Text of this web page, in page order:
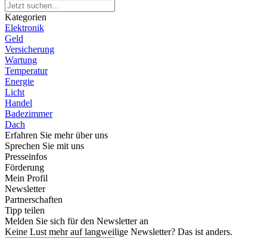
Kategorien
Elektronik
Geld
Versicherung
Wartung
Temperatur
Energie
Licht
Handel
Badezimmer
Dach
Erfahren Sie mehr über uns
Sprechen Sie mit uns
Presseinfos
Förderung
Mein Profil
Newsletter
Partnerschaften
Tipp teilen
Melden Sie sich für den Newsletter an
Keine Lust mehr auf langweilige Newsletter? Das ist anders.